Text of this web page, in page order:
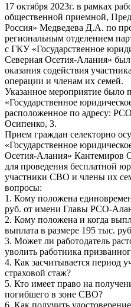
17 октября 2023г. в рамках
общественной приемной,
Россия» Медведева Д.А. по
региональным отделением
с ГКУ «Государственное
Северная Осетия-Алания»
оказания содействия
операции и членам их семей.
Указанное мероприятие было
«Государственное
расположенное по адресу:
Осипенко, 3.
Прием граждан селекторно
«Государственное
Осетия-Алания» Кантемиров
для проведения бесплатной
участники СВО и члены их
вопросы:
1. Кому положена
руб. от имени Главы РСО-
2. Кому положена и когда
выплата в размере 195 тыс.
3. Может ли работодатель
уволить работника
4. Как засчитывается период
страховой стаж?
5. Кто имеет право на
погибшего в зоне СВО?
6. Как получить